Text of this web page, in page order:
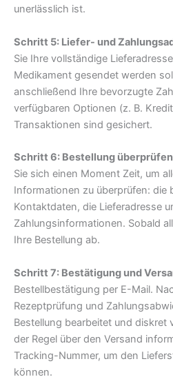
unerlässlich ist.
Schritt 5: Liefer- und
Sie Ihre vollständige
Medikament gesendet werden
anschließend Ihre bevorzugte
verfügbaren Optionen (z. B.
Transaktionen sind gesichert.
Schritt 6: Bestellung
Sie sich einen Moment Zeit, um
Informationen zu überprüfen: die
Kontaktdaten, die Lieferadresse
Zahlungsinformationen. Sobald
Ihre Bestellung ab.
Schritt 7: Bestätigung und
Bestellbestätigung per E-Mail.
Rezeptprüfung und
Bestellung bearbeitet und diskret
der Regel über den Versand
Tracking-Nummer, um den
können.